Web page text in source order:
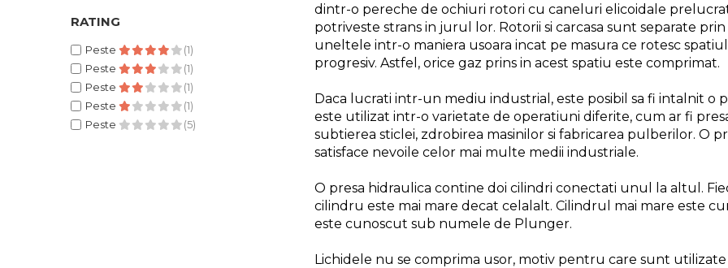
Cheie Roti
Cheie Bujii
Cheie Filtru Ulei
Capre & Suporti Auto
Pat Mobil Auto
RATING
Peste
(1)
Peste
(1)
Peste
(1)
Peste
(1)
Peste
(5)
dintr-o pereche de ochiuri rotori cu caneluri elicoidale
potriveste strans in jurul lor. Rotorii si carcasa sunt separate
uneltele intr-o maniera usoara incat pe masura ce rotesc
progresiv. Astfel, orice gaz prins in acest spatiu este comprimat.
Daca lucrati intr-un mediu industrial, este posibil sa fi intalnit o
este utilizat intr-o varietate de operatiuni diferite, cum ar fi
subtierea sticlei, zdrobirea masinilor si fabricarea pulberilor. O
satisface nevoile celor mai multe medii industriale.
O presa hidraulica contine doi cilindri conectati unul la altul.
cilindru este mai mare decat celalalt. Cilindrul mai mare este
este cunoscut sub numele de Plunger.
Lichidele nu se comprima usor, motiv pentru care sunt